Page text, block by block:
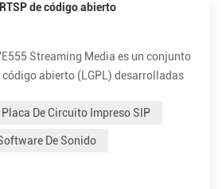
de código abierto
Streaming Media es un conjunto
abierto (LGPL) desarrolladas
abiertos como RTP/RTCP y
y también pueden administrar
Placa De Circuito Impreso SIP
De Sonido